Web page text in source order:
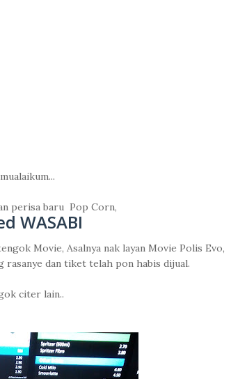
perisa baru Pop Corn,
WASABI
Movie, Asalnya nak layan Movie Polis Evo,
rasanye dan tiket telah pon habis dijual.
citer lain..